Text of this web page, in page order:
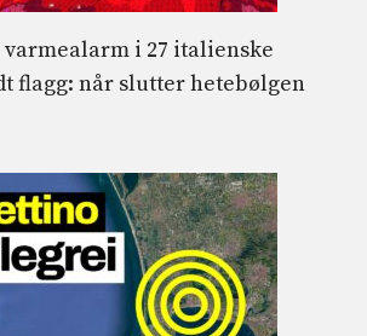
i 27 italienske
flagg: når slutter hetebølgen